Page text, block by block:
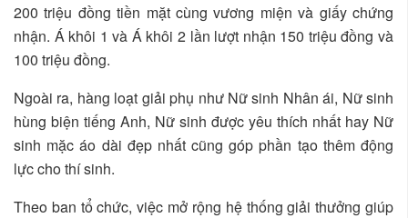
200 triệu đồng tiền mặt cùng vương miện và giấy chứng
nhận. Á khôi 1 và Á khôi 2 lần lượt nhận 150 triệu đồng và
100 triệu đồng.
Ngoài ra, hàng loạt giải phụ như Nữ sinh Nhân ái, Nữ sinh
hùng biện tiếng Anh, Nữ sinh được yêu thích nhất hay Nữ
sinh mặc áo dài đẹp nhất cũng góp phần tạo thêm động
lực cho thí sinh.
Theo ban tổ chức, việc mở rộng hệ thống giải thưởng giúp